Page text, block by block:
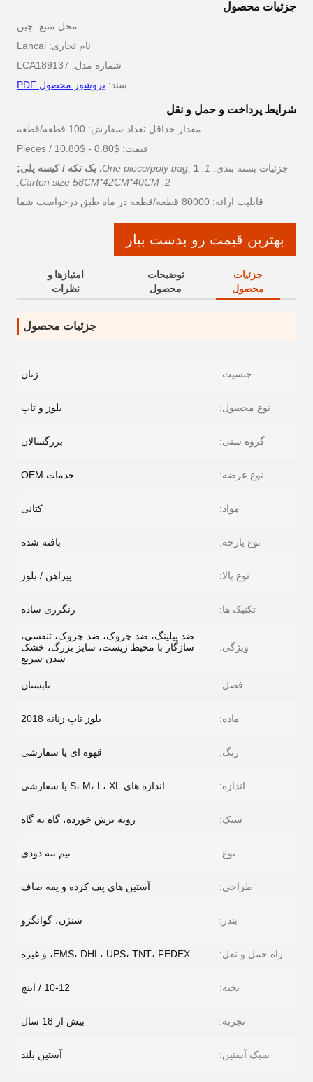
جزئیات محصول
محل منبع: چین
نام تجاری: Lancai
شماره مدل: LCA189137
سند: بروشور محصول PDF
شرایط پرداخت و حمل و نقل
مقدار حداقل تعداد سفارش: 100 قطعه/قطعه
قیمت: $8.80 - $10.80 / Pieces
جزئیات بسته بندی: 1. One piece/poly bag;
1. یک تکه / کیسه پلی;
2. Carton size 58CM*42CM*40CM;
قابلیت ارائه: 80000 قطعه/قطعه در ماه طبق درخواست شما
بهترین قیمت رو بدست بیار
جزئیات
محصول
توضیحات
محصول
امتیازها و
نظرات
جزئیات محصول
جنسیت: زنان
نوع محصول: بلوز و تاپ
گروه سنی: بزرگسالان
نوع عرضه: خدمات OEM
مواد: کتانی
نوع پارچه: بافته شده
نوع بالا: پیراهن / بلوز
تکنیک ها: رنگرزی ساده
ویژگی:
ضد پیلینگ، ضد چروک، ضد چروک، تنفسی،
سازگار با محیط زیست، سایز بزرگ، خشک
شدن سریع
فصل: تابستان
ماده: بلوز تاپ زنانه 2018
رنگ: قهوه ای یا سفارشی
اندازه: اندازه های S، M، L، XL یا سفارشی
سبک: رویه برش خورده، گاه به گاه
نوع: نیم تنه دودی
طراحی: آستین های پف کرده و یقه صاف
بندر: شنژن، گوانگژو
راه حمل و نقل: EMS، DHL، UPS، TNT، FEDEX، و غیره
بخیه: 10-12 / اینچ
تجربه: بیش از 18 سال
سبک آستین: آستین بلند